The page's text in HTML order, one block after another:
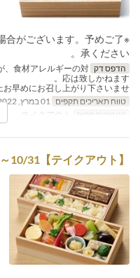
合がございます。予めご了
承ください。
הדפס דק 、食材アレルギーの対
応は致しかねます。
早めにお召し上がり下さいませ。
טווח תאריכים תקפים
קטגוריית מקום
【テイクアウト】料亭浅田のお弁当「杉」～10/31